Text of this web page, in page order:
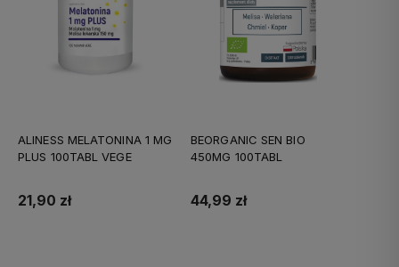
ALINESS MELATONINA 1 MG
PLUS 100TABL VEGE
21,90 zł
BEORGANIC SEN BIO
450MG 100TABL
44,99 zł